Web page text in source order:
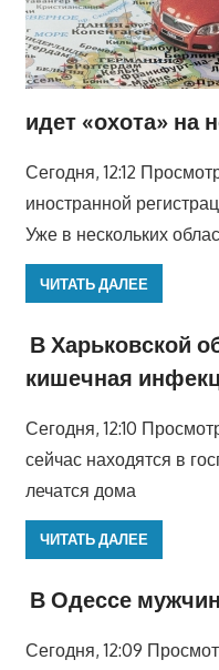
идет «охота» на
Сегодня, 12:12
иностранной
Уже в нескольких
ЧИТАТЬ ДАЛЕЕ
В Харьковской
кишечная
Сегодня, 12:10
сейчас находятся в
лечатся дома
ЧИТАТЬ ДАЛЕЕ
В Одессе
Сегодня, 12:09